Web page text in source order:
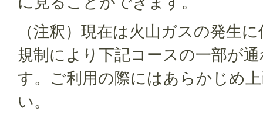
（注釈）現在は火山ガスの発生
規制により下記コースの一部が
す。ご利用の際にはあらかじめ
い。